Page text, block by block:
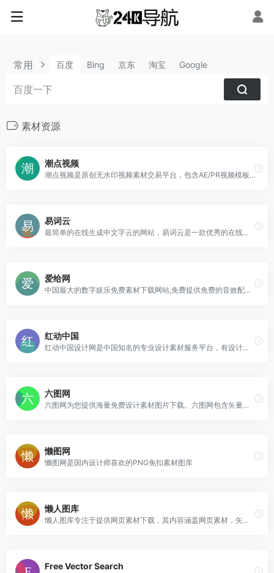
常用 百度 Bing 京东 淘宝 Google
素材资源
潮点视频
潮点视频是原创无水印视频素材交易平台，包含AE/PR视频模板、航拍/实拍视频素材等，是企业值得信赖的可商用视频素材网站。
易词云
最简单的在线生成中文字云的网站，易词云是一款优秀的在线中文词云生成网站，具有分词功能，内含多种形状模板，不同的配色方案，可供选择
爱给网
中国最大的数字娱乐免费素材下载网站,免费提供免费的音效配乐|3D模型|视频|游戏素材资源下载。
红动中国
红动中国设计网是中国知名的专业设计素材服务平台，有设计素材下载，定制等服务，为设计师，设计公司，印刷公司带来极大便利。
六图网
六图网为您提供海量免费设计素材图片下载。六图网包含矢量图,PS素材,psd素材免费下载,艺术字体下载,节日素材,淘宝素材,ppt模板,婚纱相册模板,网页模板等设计素材下载,是您设计的好帮手！
懒图网
懒图网是国内设计师喜欢的PNG免扣素材图库
懒人图库
懒人图库专注于提供网页素材下载，其内容涵盖网页素材，矢量图素材，JS代码，psd素材，导航菜单，PNG图标等，让任何一个网页设计师都能轻松找到自己想要的素材！
Free Vector Search